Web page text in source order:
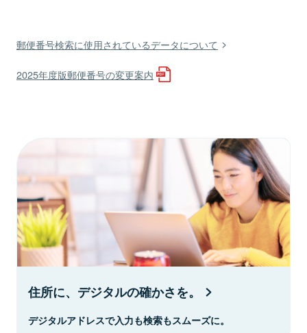
郵便番号検索に使用されているデータについて
2025年度版郵便番号の変更案内
住所に、デジタルの確かさを。
デジタルアドレスで入力も検索もスムーズに。